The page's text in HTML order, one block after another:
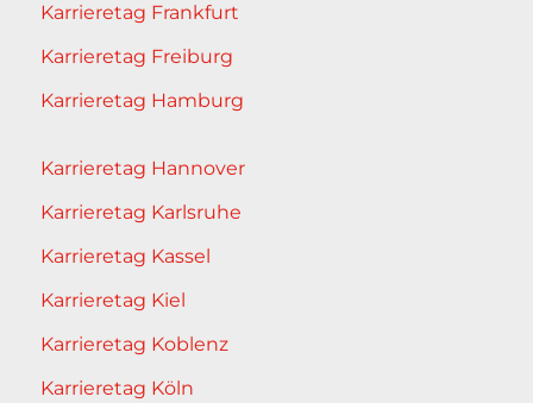
Karrieretag Frankfurt
Karrieretag Freiburg
Karrieretag Hamburg
Karrieretag Hannover
Karrieretag Karlsruhe
Karrieretag Kassel
Karrieretag Kiel
Karrieretag Koblenz
Karrieretag Köln